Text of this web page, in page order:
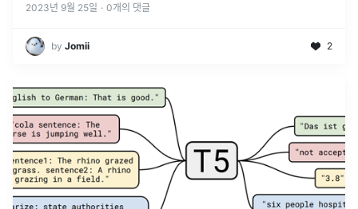
2023년 9월 25일 · 0개의 댓글
by Jomii 2